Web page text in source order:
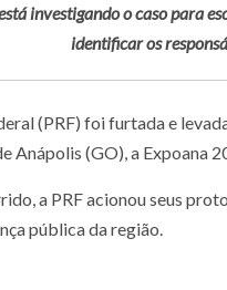
investigando o caso para
identificar os
(PRF) foi furtada e
Anápolis (GO), a Expoana
a PRF acionou seus
pública da região.